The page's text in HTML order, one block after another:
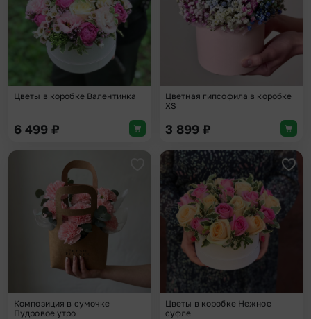
Цветы в коробке Валентинка
6 499 ₽
Цветная гипсофила в коробке
XS
3 899 ₽
Добавить в избранное
Композиция в сумочке
Пудровое утро
Цветы в коробке Нежное
суфле